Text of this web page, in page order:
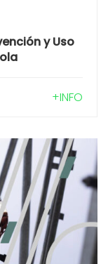
y Uso
+INFO